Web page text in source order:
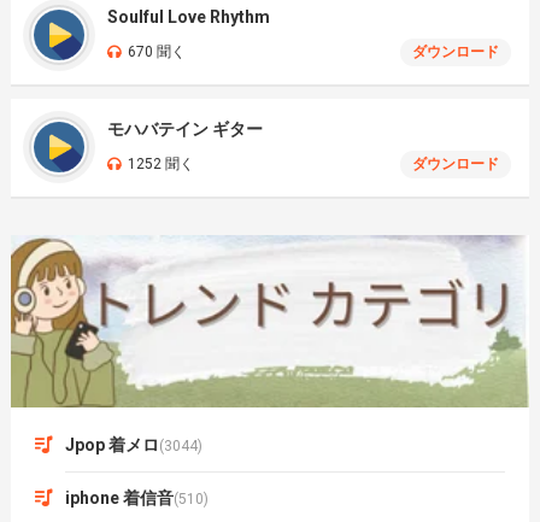
Soulful Love Rhythm
670 聞く ダウンロード
モハバテイン ギター
1252 聞く ダウンロード
Jpop 着メロ (3044)
iphone 着信音(510)